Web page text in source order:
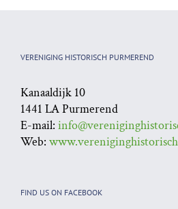
VERENIGING HISTORISCH PURMEREND
Kanaaldijk 10
1441 LA Purmerend
E-mail:
Web:
FIND US ON FACEBOOK